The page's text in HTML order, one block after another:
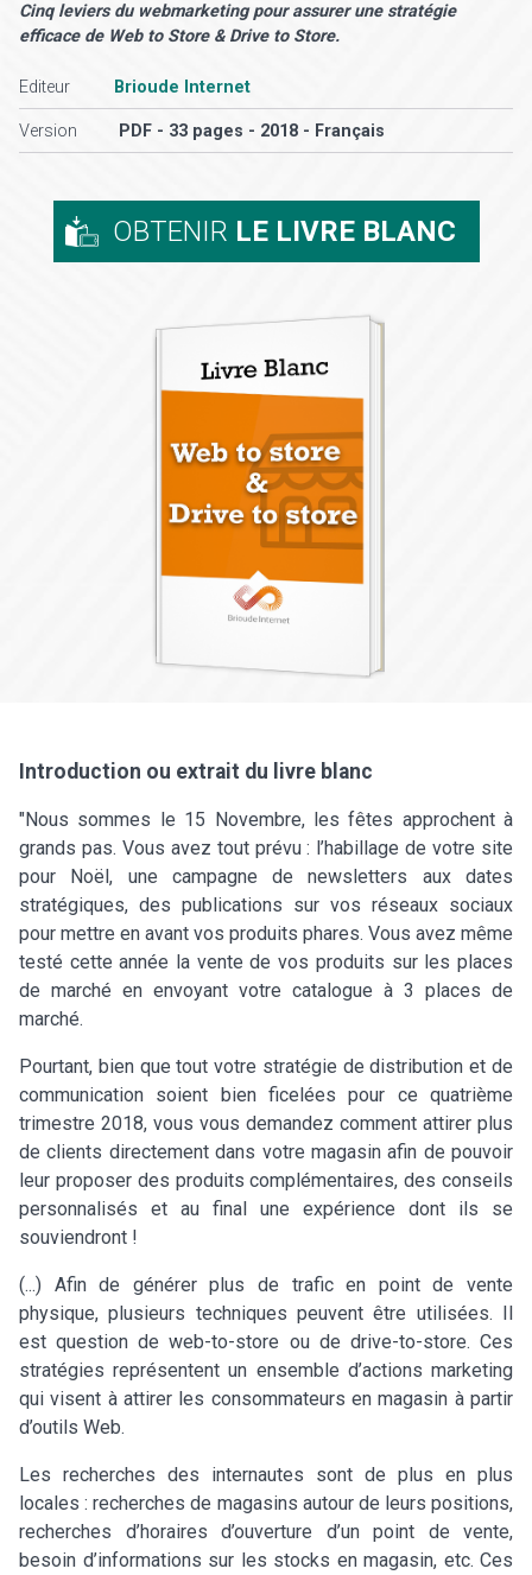
Cinq leviers du webmarketing pour assurer une stratégie
efficace de Web to Store & Drive to Store.
Editeur Brioude Internet
Version PDF - 33 pages - 2018 - Français
OBTENIR LE LIVRE BLANC
Introduction ou extrait du livre blanc
"Nous sommes le 15 Novembre, les fêtes approchent à
grands pas. Vous avez tout prévu : l’habillage de votre site
pour Noël, une campagne de newsletters aux dates
stratégiques, des publications sur vos réseaux sociaux
pour mettre en avant vos produits phares. Vous avez même
testé cette année la vente de vos produits sur les places
de marché en envoyant votre catalogue à 3 places de
marché.
Pourtant, bien que tout votre stratégie de distribution et de
communication soient bien ficelées pour ce quatrième
trimestre 2018, vous vous demandez comment attirer plus
de clients directement dans votre magasin afin de pouvoir
leur proposer des produits complémentaires, des conseils
personnalisés et au final une expérience dont ils se
souviendront !
(...) Afin de générer plus de trafic en point de vente
physique, plusieurs techniques peuvent être utilisées. Il
est question de web-to-store ou de drive-to-store. Ces
stratégies représentent un ensemble d’actions marketing
qui visent à attirer les consommateurs en magasin à partir
d’outils Web.
Les recherches des internautes sont de plus en plus
locales : recherches de magasins autour de leurs positions,
recherches d’horaires d’ouverture d’un point de vente,
besoin d’informations sur les stocks en magasin, etc. Ces